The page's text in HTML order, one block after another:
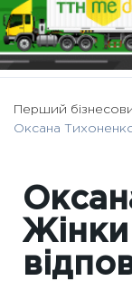
Перший
Оксана
Жінки